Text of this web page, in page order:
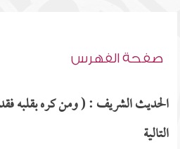
صفحة الفهرس
الحديث الشريف : ( ومن كره بقلبه
التالية